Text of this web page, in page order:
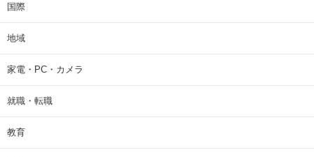
国際
地域
家電・PC・カメラ
就職・転職
教育